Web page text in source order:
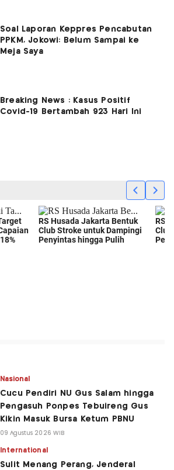
Soal Laporan Keppres Pencabutan
PPKM, Jokowi: Belum Sampai ke
Meja Saya
Breaking News : Kasus Positif
Covid-19 Bertambah 923 Hari Ini
Nasional
Cucu Pendiri NU Gus Salam hingga
Pengasuh Ponpes Tebuireng Gus
Kikin Masuk Bursa Ketum PBNU
09 Agustus 2026 WIB
International
Sulit Menang Perang, Jenderal